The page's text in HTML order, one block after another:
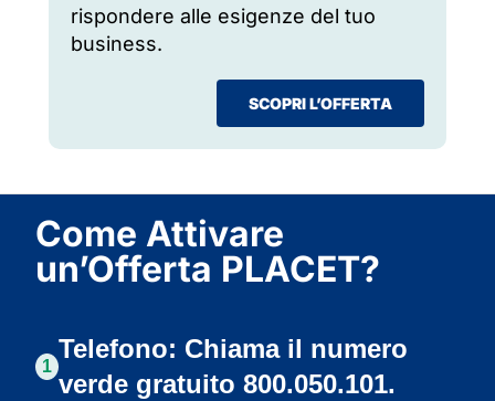
rispondere alle esigenze del tuo
business.
SCOPRI L’OFFERTA
Come Attivare
un’Offerta PLACET?
1
Telefono: Chiama il numero
verde gratuito 800.050.101.